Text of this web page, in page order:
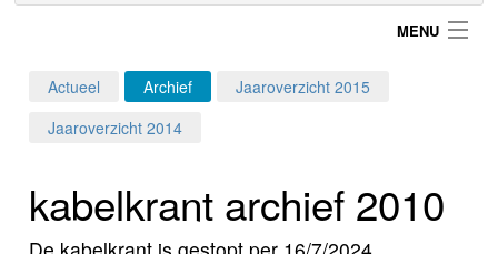
MENU
Programma's
Actueel Archief
Jaaroverzicht 2015
Jaaroverzicht 2014
kabelkrant archief 2010